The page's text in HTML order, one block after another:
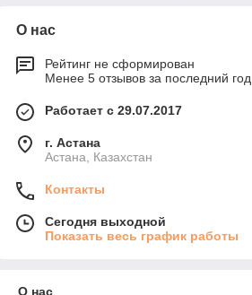
О нас
Рейтинг не сформирован
Менее 5 отзывов за последний год
Работает с 29.07.2017
г. Астана
Астана, Казахстан
Контакты
Сегодня выходной
Показать весь график работы
О нас